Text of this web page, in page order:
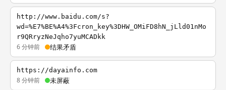
http://www.baidu.com/s?
wd=%E7%BE%A4%3Fcron_key%3DHW_OMiFD8hN_jLld01nMo
r9QRryzNeJqho7yuMCADkk
6 分钟前 结果矛盾
https://dayainfo.com
8 分钟前 未屏蔽